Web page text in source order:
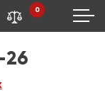
26
0